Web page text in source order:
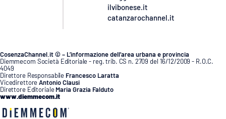
ilvibonese.it
catanzarochannel.it
CosenzaChannel.it © – L’informazione dell’area urbana e provincia
Diemmecom Società Editoriale - reg. trib. CS n. 2709 del 16/12/2009 - R.O.C.
4049
Direttore Responsabile Francesco Laratta
VicedirettoreAntonio Clausi
Direttore Editoriale Maria Grazia Falduto
www.diemmecom.it